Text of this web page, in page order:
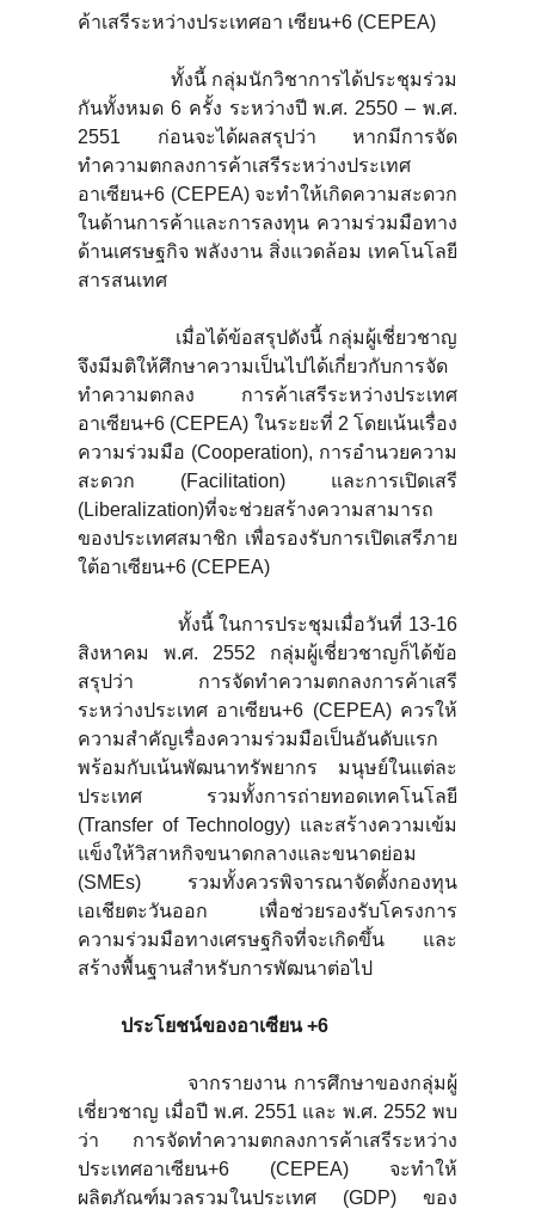
ค้าเสรีระหว่างประเทศอา เซียน+6 (CEPEA)
ทั้งนี้ กลุ่มนักวิชาการได้ประชุมร่วม
กันทั้งหมด 6 ครั้ง ระหว่างปี พ.ศ. 2550 – พ.ศ.
2551 ก่อนจะได้ผลสรุปว่า หากมีการจัด
ทำความตกลงการค้าเสรีระหว่างประเทศ
อาเซียน+6 (CEPEA) จะทำให้เกิดความสะดวก
ในด้านการค้าและการลงทุน ความร่วมมือทาง
ด้านเศรษฐกิจ พลังงาน สิ่งแวดล้อม เทคโนโลยี
สารสนเทศ
เมื่อได้ข้อสรุปดังนี้ กลุ่มผู้เชี่ยวชาญ
จึงมีมติให้ศึกษาความเป็นไปได้เกี่ยวกับการจัด
ทำความตกลง การค้าเสรีระหว่างประเทศ
อาเซียน+6 (CEPEA) ในระยะที่ 2 โดยเน้นเรื่อง
ความร่วมมือ (Cooperation), การอำนวยความ
สะดวก (Facilitation) และการเปิดเสรี
(Liberalization)ที่จะช่วยสร้างความสามารถ
ของประเทศสมาชิก เพื่อรองรับการเปิดเสรีภาย
ใต้อาเซียน+6 (CEPEA)
ทั้งนี้ ในการประชุมเมื่อวันที่ 13-16
สิงหาคม พ.ศ. 2552 กลุ่มผู้เชี่ยวชาญก็ได้ข้อ
สรุปว่า การจัดทำความตกลงการค้าเสรี
ระหว่างประเทศ อาเซียน+6 (CEPEA) ควรให้
ความสำคัญเรื่องความร่วมมือเป็นอันดับแรก
พร้อมกับเน้นพัฒนาทรัพยากร มนุษย์ในแต่ละ
ประเทศ รวมทั้งการถ่ายทอดเทคโนโลยี
(Transfer of Technology) และสร้างความเข้ม
แข็งให้วิสาหกิจขนาดกลางและขนาดย่อม
(SMEs) รวมทั้งควรพิจารณาจัดตั้งกองทุน
เอเชียตะวันออก เพื่อช่วยรองรับโครงการ
ความร่วมมือทางเศรษฐกิจที่จะเกิดขึ้น และ
สร้างพื้นฐานสำหรับการพัฒนาต่อไป
ประโยชน์ของอาเซียน +6
จากรายงาน การศึกษาของกลุ่มผู้
เชี่ยวชาญ เมื่อปี พ.ศ. 2551 และ พ.ศ. 2552 พบ
ว่า การจัดทำความตกลงการค้าเสรีระหว่าง
ประเทศอาเซียน+6 (CEPEA) จะทำให้
ผลิตภัณฑ์มวลรวมในประเทศ (GDP) ของ